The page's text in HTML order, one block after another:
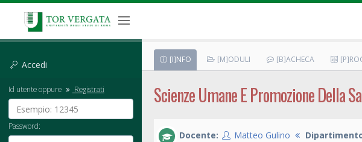
Accedi
Id utente oppure Registrati
Password:
[I]NFO [M]ODULI [B]ACHECA
Scienze Umane E Promozione Della
Docente: Matteo Gulino